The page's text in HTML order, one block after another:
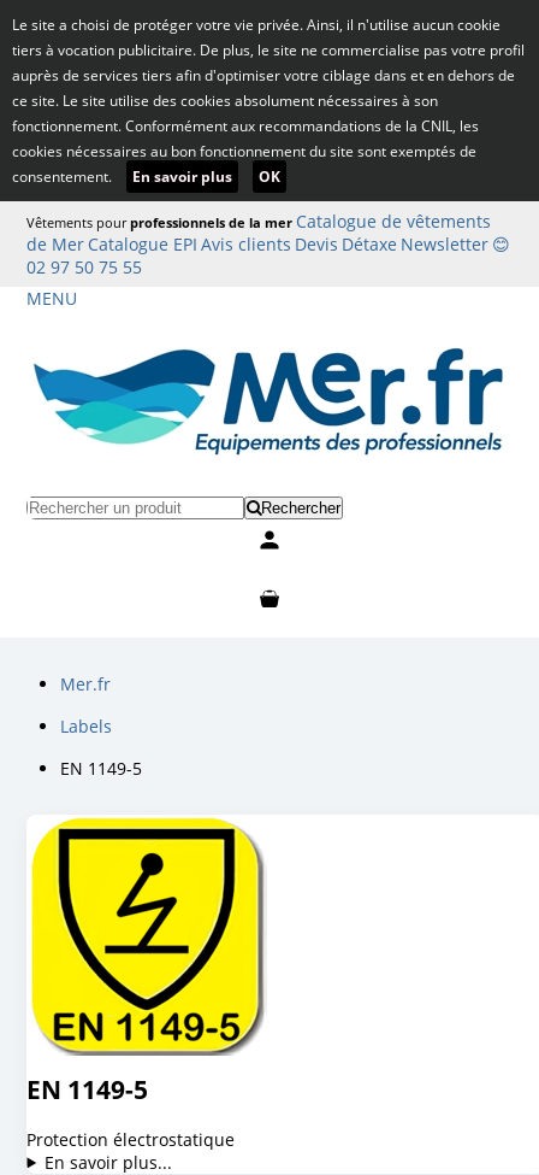
Le site a choisi de protéger votre vie privée. Ainsi, il n'utilise aucun cookie
tiers à vocation publicitaire. De plus, le site ne commercialise pas votre profil
auprès de services tiers afin d'optimiser votre ciblage dans et en dehors de
ce site. Le site utilise des cookies absolument nécessaires à son
fonctionnement. Conformément aux recommandations de la CNIL, les
cookies nécessaires au bon fonctionnement du site sont exemptés de
consentement.
En savoir plus OK
Vêtements pourprofessionnels de la mer Catalogue de vêtements
de Mer Catalogue EPI Avis clients Devis Détaxe Newsletter 😊
02 97 50 75 55
MENU
Rechercher
Mer.fr
Labels
EN 1149-5
EN 1149-5
Protection électrostatique
En savoir plus...